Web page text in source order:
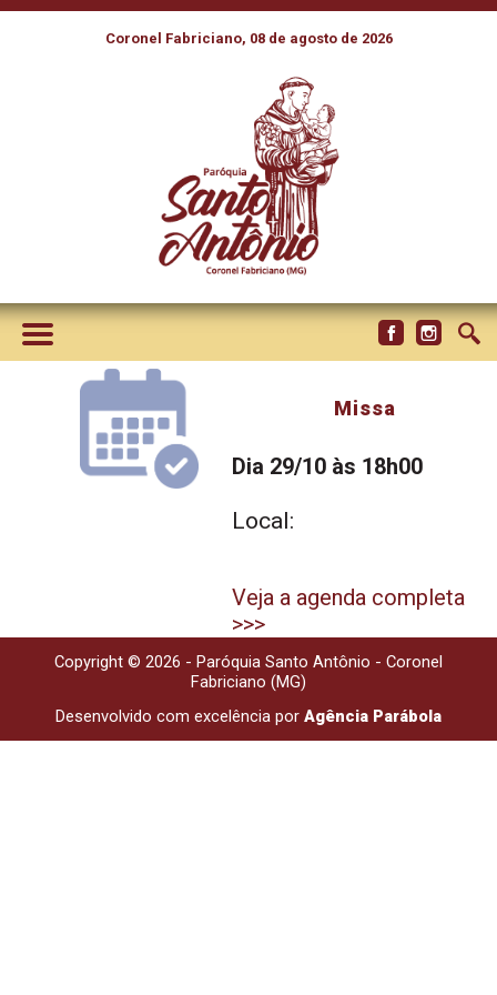
Coronel Fabriciano, 08 de agosto de 2026
Missa
Dia 29/10 às 18h00
Local:
Veja a agenda completa
>>>
Copyright © 2026 - Paróquia Santo Antônio - Coronel
Fabriciano (MG)
Desenvolvido com excelência por Agência Parábola